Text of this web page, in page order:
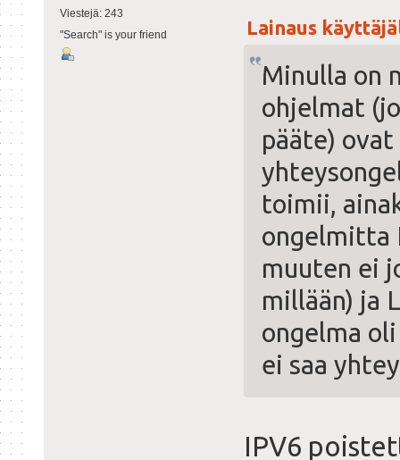
Viestejä: 243
"Search" is your friend
Lainaus
Minulla on
ohjelmat
pääte)
toimii,
ongelmitta
muuten ei
millään) ja
ongelma
ei saa
IPV6